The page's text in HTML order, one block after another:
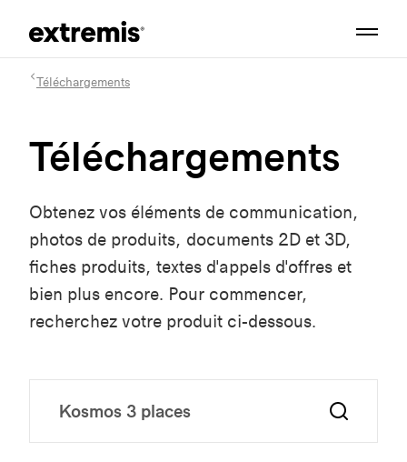
Téléchargements
Téléchargements
Obtenez vos éléments de communication,
photos de produits, documents 2D et 3D,
fiches produits, textes d'appels d'offres et
bien plus encore. Pour commencer,
recherchez votre produit ci-dessous.